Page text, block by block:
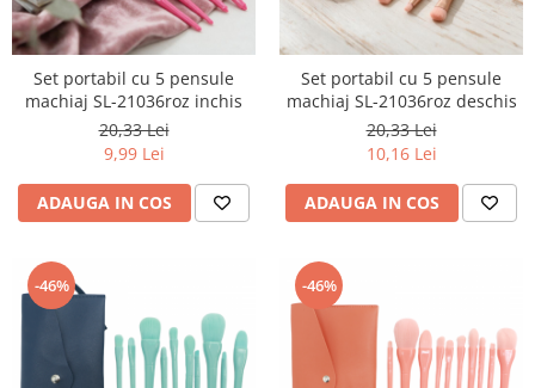
Set portabil cu 5 pensule
machiaj SL-21036roz inchis
20,33 Lei
9,99 Lei
ADAUGA IN COS
Set portabil cu 5 pensule
machiaj SL-21036roz deschis
20,33 Lei
10,16 Lei
ADAUGA IN COS
-46% -46%